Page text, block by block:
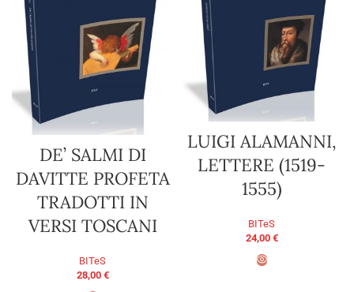
DE’ SALMI DI
DAVITTE PROFETA
TRADOTTI IN
VERSI TOSCANI
BITeS
28,00 €
LUIGI ALAMANNI,
LETTERE (1519-
1555)
BITeS
24,00 €